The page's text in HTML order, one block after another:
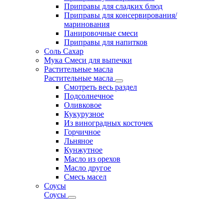
Приправы для сладких блюд
Приправы для консервирования/
маринования
Панировочные смеси
Приправы для напитков
Соль Сахар
Мука Смеси для выпечки
Растительные масла
Растительные масла
Смотреть весь раздел
Подсолнечное
Оливковое
Кукурузное
Из виноградных косточек
Горчичное
Льняное
Кунжутное
Масло из орехов
Масло другое
Смесь масел
Соусы
Соусы